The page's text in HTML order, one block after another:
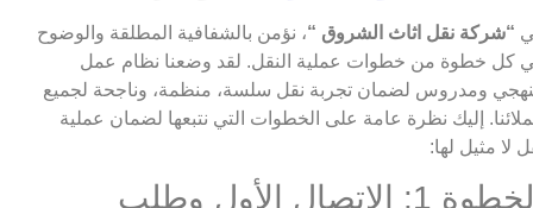
“شركة نقل اثاث الشروق “، نؤمن بالشفافية المطلقة والوضوح
كل خطوة من خطوات عملية النقل. لقد وضعنا نظام عمل
ومدروس لضمان تجربة نقل سلسة، منظمة، وناجحة لجميع
إليك نظرة عامة على الخطوات التي نتبعها لضمان عملية
لا مثيل لها:
الخطوة 1: الاتصال الأول وطلب